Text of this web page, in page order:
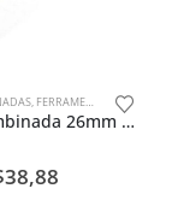
, FERRAMENTAS MANUAIS
Chave Combinada 26mm Mayle
38,88